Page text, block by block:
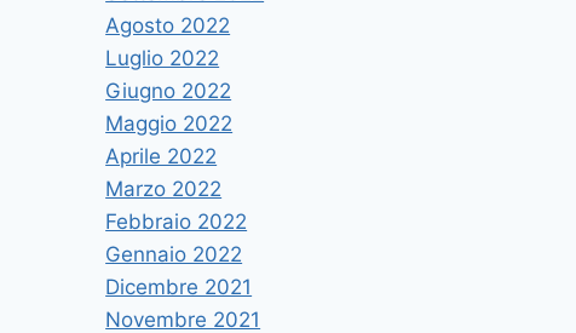
Agosto 2022
Luglio 2022
Giugno 2022
Maggio 2022
Aprile 2022
Marzo 2022
Febbraio 2022
Gennaio 2022
Dicembre 2021
Novembre 2021